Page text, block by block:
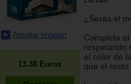
Ampliar imagen
13.38 Euros
¿Serás el
Completa
respetando
el color de
que el resto